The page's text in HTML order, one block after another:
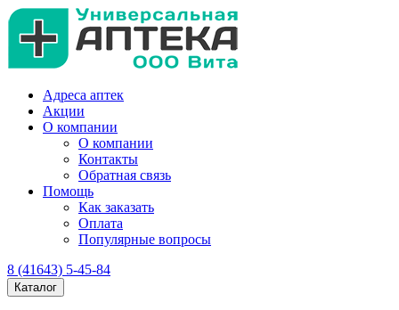
Адреса аптек
Акции
О компании
О компании
Контакты
Обратная связь
Помощь
Как заказать
Оплата
Популярные вопросы
8 (41643) 5-45-84
Каталог